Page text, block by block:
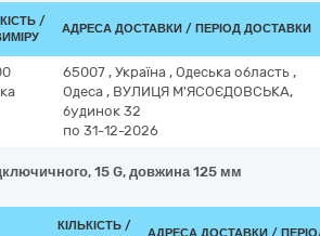
/
АДРЕСА ДОСТАВКИ / ПЕРІОД ДОСТАВКИ
65007 , Україна , Одеська область ,
Одеса , ВУЛИЦЯ М'ЯСОЄДОВСЬКА,
будинок 32
по 31-12-2026
15 G, довжина 125 мм
КІЛЬКІСТЬ /